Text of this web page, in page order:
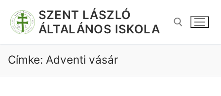
SZENT LÁSZLÓ
ÁLTALÁNOS ISKOLA
Címke: Adventi vásár